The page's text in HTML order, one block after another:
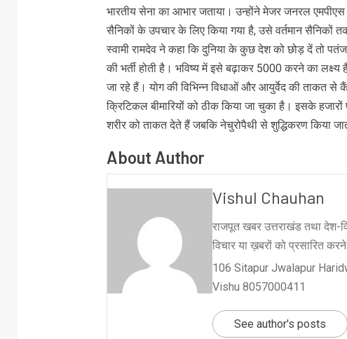
भारतीय सेना का आभार जताया। उन्होंने मेजर जनरल
सैनिकों के उपचार के लिए किया गया है, उसे वर्तमान सैनिकों
स्वामी रामदेव ने कहा कि दुनिया के कुछ देश को छोड़ दें तो
की भर्ती होती है। भविष्य में इसे बढ़ाकर 5000 करने का
जा रहे हैं। योग की विभिन्न विधाओं और आयुर्वेद की ताकत से
क्रिटिकल बीमारियों को ठीक किया जा चुका है। इसके
शरीर को ताकत देते हैं जबकि नेचुरोपैथी से शुद्धिकरण किया
About Author
Vishul Chauhan
राजपूत खबर उत्तराखंड तथा देश-
विचार या ख़बरों को प्रसारित
106 Sitapur Jwalapur
Vishu 8057000411
See author's posts